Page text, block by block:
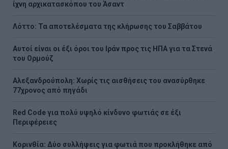
ίχνη αρχικατασκόπου του Άσαντ
Λόττο: Τα αποτελέσματα της κλήρωσης του Σαββάτου
Αυτοί είναι οι έξι όροι του Ιράν προς τις ΗΠΑ για τα Στενά
του Ορμούζ
Αλεξανδρούπολη: Χωρίς τις αισθήσεις του ανασύρθηκε
77χρονος από πηγάδι
Red Code για πολύ υψηλό κίνδυνο φωτιάς σε έξι
Περιφέρειες
Κορινθία: Δύο συλλήψεις για φωτιά που προκλήθηκε από